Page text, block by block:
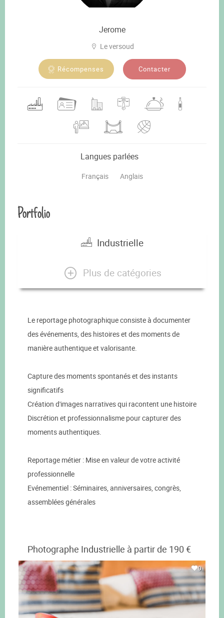
Jerome
Le versoud
Récompenses Contacter
Langues parlées
Français Anglais
Portfolio
Industrielle
Plus de catégories
Le reportage photographique consiste à documenter
des événements, des histoires et des moments de
manière authentique et valorisante.
Capture des moments spontanés et des instants
significatifs
Création d'images narratives qui racontent une histoire
Discrétion et professionnalisme pour capturer des
moments authentiques.
Reportage métier : Mise en valeur de votre activité
professionnelle
Evénementiel : Séminaires, anniversaires, congrès,
assemblées générales
Photographe Industrielle à partir de 190 €
0